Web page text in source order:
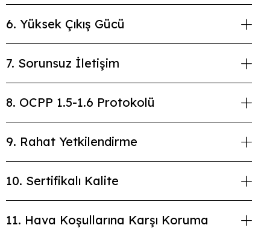
6. Yüksek Çıkış Gücü
7. Sorunsuz İletişim
8. OCPP 1.5-1.6 Protokolü
9. Rahat Yetkilendirme
10. Sertifikalı Kalite
11. Hava Koşullarına Karşı Koruma